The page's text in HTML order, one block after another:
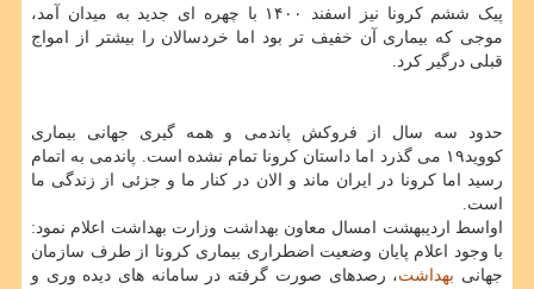
پیک ششم کرونا نیز اسفند ۱۴۰۰ با چهره ای جدید به میدان آمد،
موجی که بیماری آن خفیف تر بود اما خردسالان را بیشتر از امواج
قبلی درگیر کرد.
حدود سه سال از فروکش پاندمی و همه گیری جهانی بیماری
کووید۱۹ می گذرد اما داستان کرونا تمام نشده است. پاندمی به اتمام
رسید اما کرونا در ایران ماند و الان در کنار ما و جزئی از زندگی ما
است.
اواسط اردیبهشت امسال معاون بهداشت وزارت بهداشت اعلام نمود:
با وجود اعلام پایان وضعیت اضطراری بیماری کرونا از طرف سازمان
جهانی بهداشت، رصدهای صورت گرفته در سامانه های دیده وری و